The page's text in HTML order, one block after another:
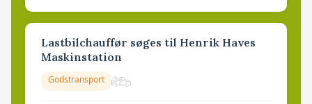
Lastbilchauffør søges til Henrik Haves
Maskinstation
Godstransport